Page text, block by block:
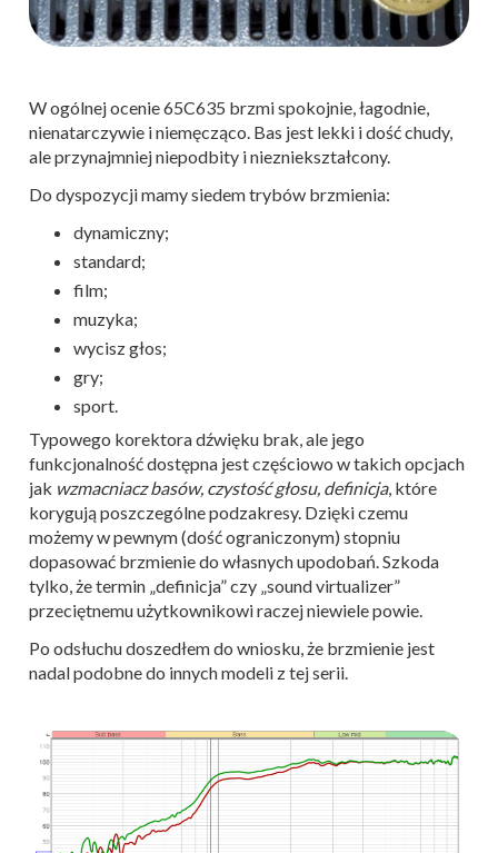
W ogólnej ocenie 65C635 brzmi spokojnie, łagodnie,
nienatarczywie i niemęcząco. Bas jest lekki i dość chudy,
ale przynajmniej niepodbity i niezniekształcony.
Do dyspozycji mamy siedem trybów brzmienia:
dynamiczny;
standard;
film;
muzyka;
wycisz głos;
gry;
sport.
Typowego korektora dźwięku brak, ale jego
funkcjonalność dostępna jest częściowo w takich opcjach
jak wzmacniacz basów, czystość głosu, definicja, które
korygują poszczególne podzakresy. Dzięki czemu
możemy w pewnym (dość ograniczonym) stopniu
dopasować brzmienie do własnych upodobań. Szkoda
tylko, że termin „definicja” czy „sound virtualizer”
przeciętnemu użytkownikowi raczej niewiele powie.
Po odsłuchu doszedłem do wniosku, że brzmienie jest
nadal podobne do innych modeli z tej serii.